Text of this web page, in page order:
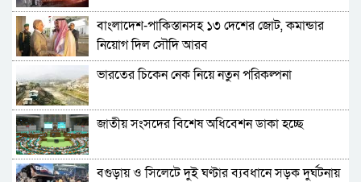
একের পর এক বন্ধ হচ্ছে পোশাক কারখানা
সঞ্চয়পত্র বিক্রিতে ব্যাংকগুলোকে নতুন নির্দেশনা
আগামী ১ জুলাই থেকে নতুন পে স্কেল, সম্ভাব্য বেতনের
এক বছরে সুইস ব্যাংকে বাংলাদেশিদের অর্থ ৪১
বাংলাদেশ-পাকিস্তানসহ ১৩ দেশের জোট, কমান্ডার
নিয়োগ দিল সৌদি আরব
ভারতের চিকেন নেক নিয়ে নতুন পরিকল্পনা
জাতীয় সংসদের বিশেষ অধিবেশন ডাকা হচ্ছে
বগুড়ায় ও সিলেটে দুই ঘণ্টার ব্যবধানে সড়ক দুর্ঘটনায়